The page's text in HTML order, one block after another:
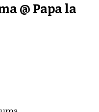
@ Papa la